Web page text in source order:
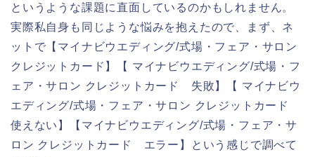
というような課題に直面しているのかもしれません。
実際私自身も同じような悩みを抱えたので、まず、ネ
ットで【マイナビウエディング/式場・フェア・サロン
クレジットカード】【 マイナビウエディング/式場・フ
ェア・サロン クレジットカード 失敗】【 マイナビウ
エディング/式場・フェア・サロン クレジットカード
使えない】【マイナビウエディング/式場・フェア・サ
ロン クレジットカード エラー】という感じで調べて